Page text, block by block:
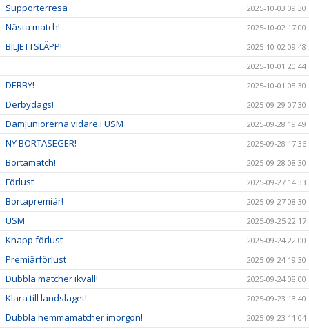
Supporterresa 2025-10-03 09:30
Nästa match! 2025-10-02 17:00
BILJETTSLÄPP!
2025-10-02 09:48
2025-10-01 20:44
DERBY! 2025-10-01 08:30
Derbydags! 2025-09-29 07:30
Damjuniorerna vidare i USM 2025-09-28 19:49
NY BORTASEGER! 2025-09-28 17:36
Bortamatch! 2025-09-28 08:30
Förlust 2025-09-27 14:33
Bortapremiär! 2025-09-27 08:30
USM 2025-09-25 22:17
Knapp förlust 2025-09-24 22:00
Premiärförlust 2025-09-24 19:30
Dubbla matcher ikväll! 2025-09-24 08:00
Klara till landslaget! 2025-09-23 13:40
Dubbla hemmamatcher imorgon! 2025-09-23 11:04